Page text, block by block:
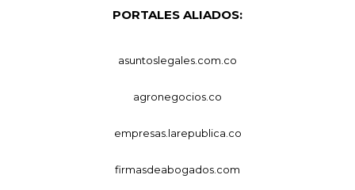
PORTALES ALIADOS:
asuntoslegales.com.co
agronegocios.co
empresas.larepublica.co
firmasdeabogados.com